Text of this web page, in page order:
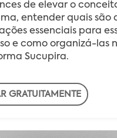
de elevar o
entender quais são
essenciais para
e como organizá-las
Sucupira.
GRATUITAMENTE